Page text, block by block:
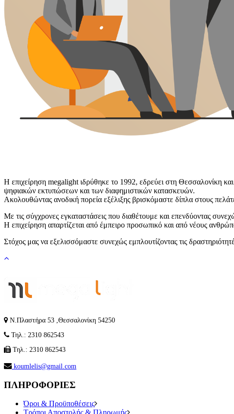
Η επιχείρηση megalight ιδρύθηκε το 1992, εδρεύει στη Θεσσαλονίκη και
ψηφιακών εκτυπώσεων και των διαφημιστικών κατασκευών.
Ακολουθώντας ανοδική πορεία εξέλιξης βρισκόμαστε δίπλα στους
Με τις σύγχρονες εγκαταστάσεις που διαθέτουμε και επενδύοντας
Η επιχείρηση απαρτίζεται από έμπειρο προσωπικό και από νέους
Στόχος μας να εξελισσόμαστε συνεχώς εμπλουτίζοντας τις
Ν.Πλαστήρα 53 ,Θεσσαλονίκη 54250
Τηλ.: 2310 862543
Τηλ.: 2310 862543
koumlelis@gmail.com
ΠΛΗΡΟΦΟΡΙΕΣ
Όροι & Προϋποθέσεις